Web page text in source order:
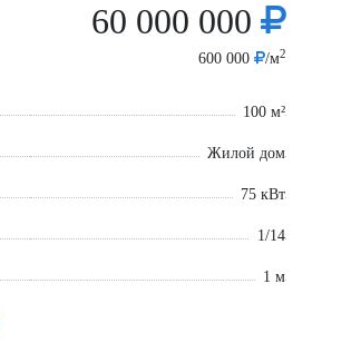
60 000 000
600 000 /м2
100 м²
Жилой дом
75 кВт
1/14
1 м